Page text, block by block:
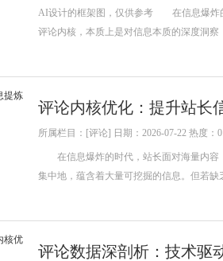
AI设计的框架图，仅供参考 在信息爆炸
评论内核，本质上是对信息本质的深度洞
评论内核优化：提升站长
所属栏目：[评论] 日期：2026-07-22 热度：0
在信息爆炸的时代，站长面对海量内容
集中地，蕴含着大量可挖掘的信息。但若
评论数据深剖析：技术驱